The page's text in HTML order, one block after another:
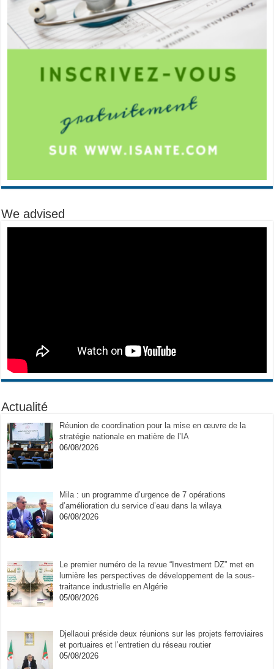
We advised
Actualité
Réunion de coordination pour la mise en œuvre de la
stratégie nationale en matière de l’IA
06/08/2026
Mila : un programme d’urgence de 7 opérations
d’amélioration du service d’eau dans la wilaya
06/08/2026
Le premier numéro de la revue “Investment DZ” met en
lumière les perspectives de développement de la sous-
traitance industrielle en Algérie
05/08/2026
Djellaoui préside deux réunions sur les projets ferroviaires
et portuaires et l’entretien du réseau routier
05/08/2026